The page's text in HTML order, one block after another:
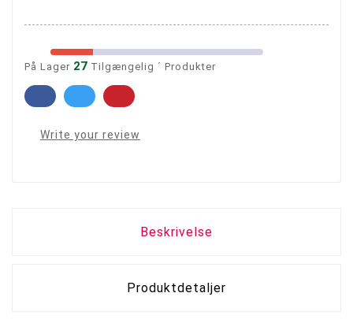
På Lager 27 Tilgængelig ´ Produkter
Write your review
Beskrivelse
Produktdetaljer